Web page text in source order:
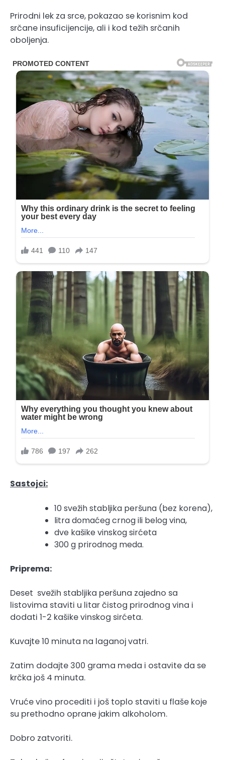
Prirodni lek za srce, pokazao se korisnim kod
srčane insuficijencije, ali i kod težih srčanih
oboljenja.
Sastojci:
10 svežih stabljika peršuna (bez korena),
litra domaćeg crnog ili belog vina,
dve kašike vinskog sirćeta
300 g prirodnog meda.
Priprema:
Deset svežih stabljika peršuna zajedno sa
listovima staviti u litar čistog prirodnog vina i
dodati 1-2 kašike vinskog sirćeta.
Kuvajte 10 minuta na laganoj vatri.
Zatim dodajte 300 grama meda i ostavite da se
krčka još 4 minuta.
Vruće vino procediti i još toplo staviti u flaše koje
su prethodno oprane jakim alkoholom.
Dobro zatvoriti.